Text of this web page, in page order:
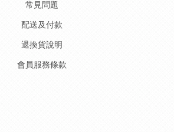
常見問題
配送及付款
退換貨說明
會員服務條款